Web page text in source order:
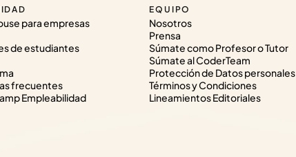
para empresas
de estudiantes
frecuentes
Empleabilidad
EQUIPO
Nosotros
Prensa
Súmate como Profesor o Tutor
Súmate al CoderTeam
Protección de Datos personales
Términos y Condiciones
Lineamientos Editoriales